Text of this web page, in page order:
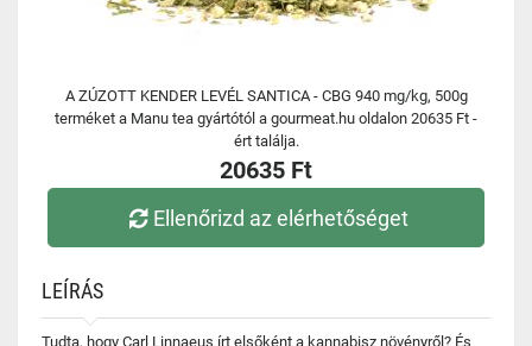
A ZÚZOTT KENDER LEVÉL SANTICA - CBG 940 mg/kg, 500g
terméket a Manu tea gyártótól a gourmeat.hu oldalon 20635 Ft -
ért találja.
20635 Ft
Ellenőrizd az elérhetőséget
LEÍRÁS
Tudta, hogy Carl Linnaeus írt elsőként a kannabisz növényről? És